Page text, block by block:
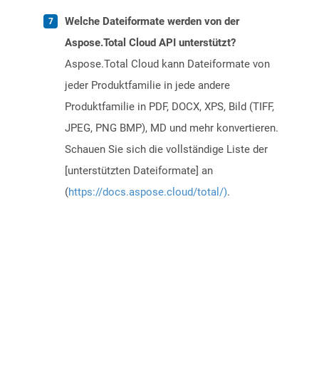
Welche Dateiformate werden von der
Aspose.Total Cloud API unterstützt?
Aspose.Total Cloud kann Dateiformate von
jeder Produktfamilie in jede andere
Produktfamilie in PDF, DOCX, XPS, Bild (TIFF,
JPEG, PNG BMP), MD und mehr konvertieren.
Schauen Sie sich die vollständige Liste der
[unterstützten Dateiformate] an
(https://docs.aspose.cloud/total/).